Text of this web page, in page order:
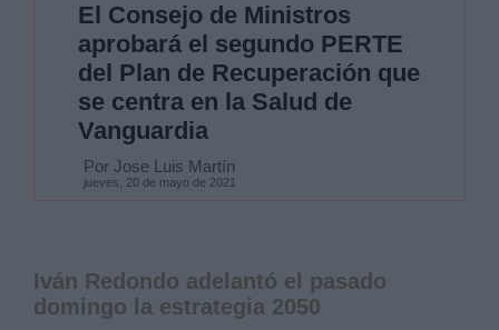
El Consejo de Ministros
aprobará el segundo PERTE
del Plan de Recuperación que
se centra en la Salud de
Vanguardia
Por Jose Luis Martín
jueves, 20 de mayo de 2021
Iván Redondo adelantó el pasado
domingo la estrategia 2050